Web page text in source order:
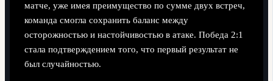
матче, уже имея преимущество по сумме двух встреч,
команда смогла сохранить баланс между
осторожностью и настойчивостью в атаке. Победа 2:1
стала подтверждением того, что первый результат не
был случайностью.